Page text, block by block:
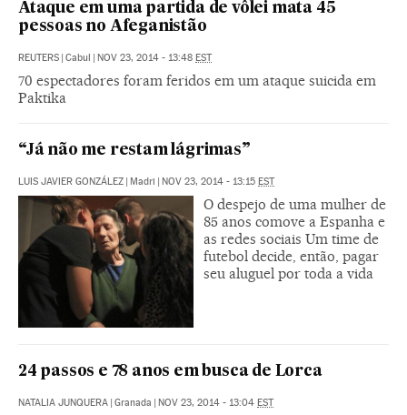
Ataque em uma partida de vôlei mata 45
pessoas no Afeganistão
REUTERS | Cabul | NOV 23, 2014 - 13:48 EST
70 espectadores foram feridos em um ataque suicida em
Paktika
“Já não me restam lágrimas”
LUIS JAVIER GONZÁLEZ | Madri | NOV 23, 2014 - 13:15 EST
O despejo de uma mulher de
85 anos comove a Espanha e
as redes sociais Um time de
futebol decide, então, pagar
seu aluguel por toda a vida
24 passos e 78 anos em busca de Lorca
NATALIA JUNQUERA | Granada | NOV 23, 2014 - 13:04 EST